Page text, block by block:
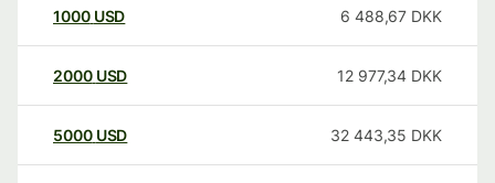
1000 USD 6 488,67 DKK
2000 USD 12 977,34 DKK
5000 USD 32 443,35 DKK